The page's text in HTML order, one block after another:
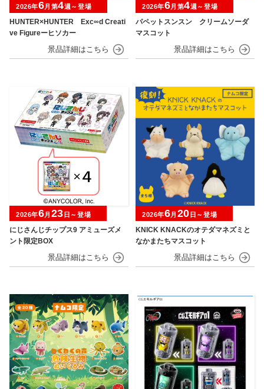
HUNTER×HUNTER Exc∞d Creati
ve Figureーヒソカー
2026年6月第4週～登場
パペットスンスン クリームソーダ
マスコット
2026年6月第4週～登場
にじさんじチップス9 アミューズメ
ント限定BOX
2026年6月 23 日～登場
KNICK KNACKのオテダマネズミと
なかまたちマスコット
2026年6月 20 日～登場